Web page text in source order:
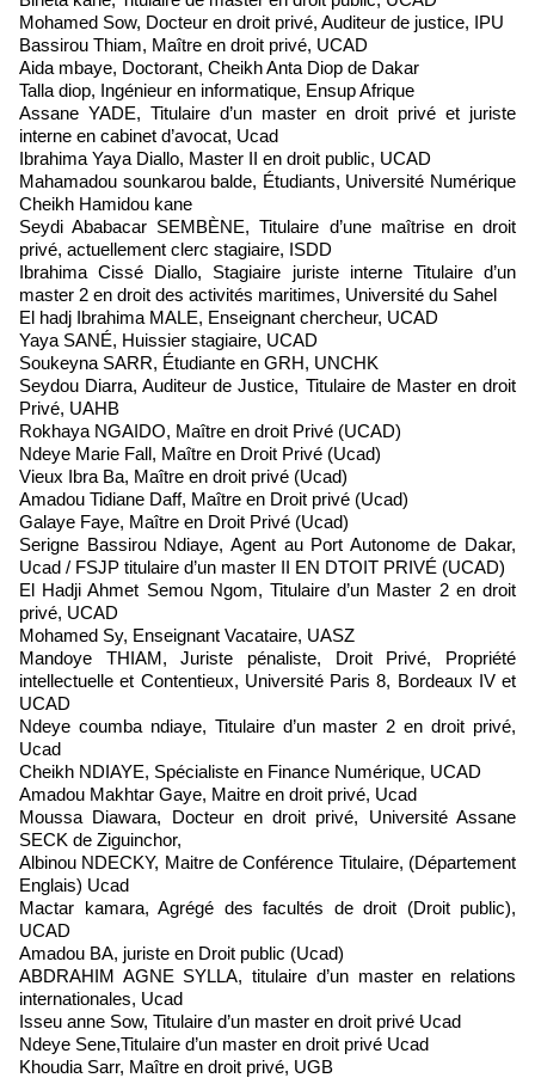
Mohamed Sow, Docteur en droit privé, Auditeur de justice, IPU
Bassirou Thiam, Maître en droit privé, UCAD
Aida mbaye, Doctorant, Cheikh Anta Diop de Dakar
Talla diop, Ingénieur en informatique, Ensup Afrique
Assane YADE, Titulaire d’un master en droit privé et juriste
interne en cabinet d’avocat, Ucad
Ibrahima Yaya Diallo, Master II en droit public, UCAD
Mahamadou sounkarou balde, Étudiants, Université Numérique
Cheikh Hamidou kane
Seydi Ababacar SEMBÈNE, Titulaire d’une maîtrise en droit
privé, actuellement clerc stagiaire, ISDD
Ibrahima Cissé Diallo, Stagiaire juriste interne Titulaire d’un
master 2 en droit des activités maritimes, Université du Sahel
El hadj Ibrahima MALE, Enseignant chercheur, UCAD
Yaya SANÉ, Huissier stagiaire, UCAD
Soukeyna SARR, Étudiante en GRH, UNCHK
Seydou Diarra, Auditeur de Justice, Titulaire de Master en droit
Privé, UAHB
Rokhaya NGAIDO, Maître en droit Privé (UCAD)
Ndeye Marie Fall, Maître en Droit Privé (Ucad)
Vieux Ibra Ba, Maître en droit privé (Ucad)
Amadou Tidiane Daff, Maître en Droit privé (Ucad)
Galaye Faye, Maître en Droit Privé (Ucad)
Serigne Bassirou Ndiaye, Agent au Port Autonome de Dakar,
Ucad / FSJP titulaire d’un master II EN DTOIT PRIVÉ (UCAD)
El Hadji Ahmet Semou Ngom, Titulaire d’un Master 2 en droit
privé, UCAD
Mohamed Sy, Enseignant Vacataire, UASZ
Mandoye THIAM, Juriste pénaliste, Droit Privé, Propriété
intellectuelle et Contentieux, Université Paris 8, Bordeaux IV et
UCAD
Ndeye coumba ndiaye, Titulaire d’un master 2 en droit privé,
Ucad
Cheikh NDIAYE, Spécialiste en Finance Numérique, UCAD
Amadou Makhtar Gaye, Maitre en droit privé, Ucad
Moussa Diawara, Docteur en droit privé, Université Assane
SECK de Ziguinchor,
Albinou NDECKY, Maitre de Conférence Titulaire, (Département
Englais) Ucad
Mactar kamara, Agrégé des facultés de droit (Droit public),
UCAD
Amadou BA, juriste en Droit public (Ucad)
ABDRAHIM AGNE SYLLA, titulaire d’un master en relations
internationales, Ucad
Isseu anne Sow, Titulaire d’un master en droit privé Ucad
Ndeye Sene,Titulaire d’un master en droit privé Ucad
Khoudia Sarr, Maître en droit privé, UGB